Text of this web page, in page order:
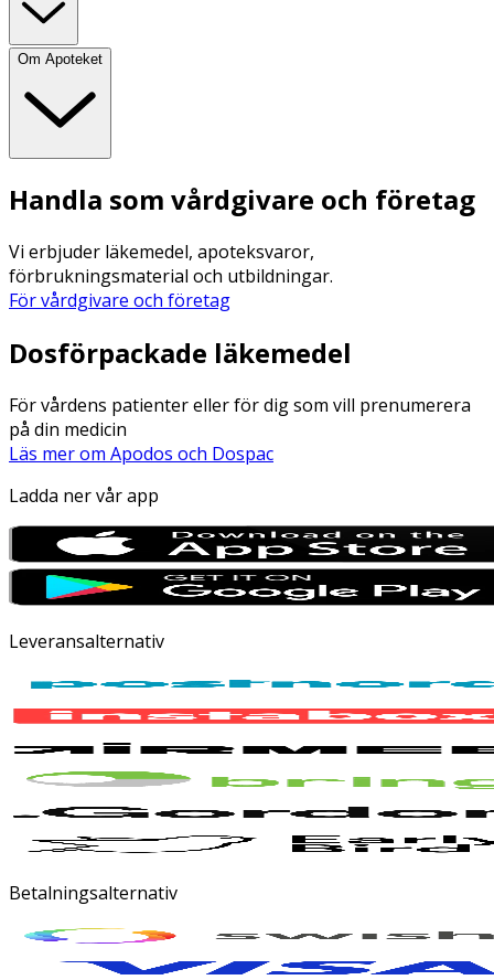
Om Apoteket
Handla som vårdgivare och företag
Vi erbjuder läkemedel, apoteksvaror,
förbrukningsmaterial och utbildningar.
För vårdgivare och företag
Dosförpackade läkemedel
För vårdens patienter eller för dig som vill prenumerera
på din medicin
Läs mer om Apodos och Dospac
Ladda ner vår app
Leveransalternativ
Betalningsalternativ